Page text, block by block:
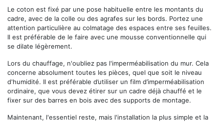
Le coton est fixé par une pose habituelle entre les montants du
cadre, avec de la colle ou des agrafes sur les bords. Portez une
attention particulière au colmatage des espaces entre ses feuilles.
Il est préférable de le faire avec une mousse conventionnelle qui
se dilate légèrement.
Lors du chauffage, n'oubliez pas l'imperméabilisation du mur. Cela
concerne absolument toutes les pièces, quel que soit le niveau
d'humidité. Il est préférable d’utiliser un film d’imperméabilisation
ordinaire, que vous devez étirer sur un cadre déjà chauffé et le
fixer sur des barres en bois avec des supports de montage.
Maintenant, l'essentiel reste, mais l'installation la plus simple et la